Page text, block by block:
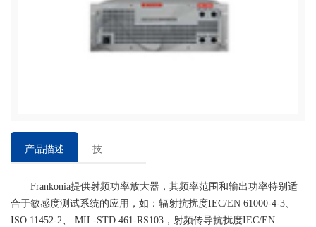
产品描述
技
参
数
Frankonia提供射频功率放大器，其频率范围和输出功率特别适
合于敏感度测试系统的应用，如：辐射抗扰度IEC/EN 61000-4-3、
ISO 11452-2、 MIL-STD 461-RS103，射频传导抗扰度IEC/EN